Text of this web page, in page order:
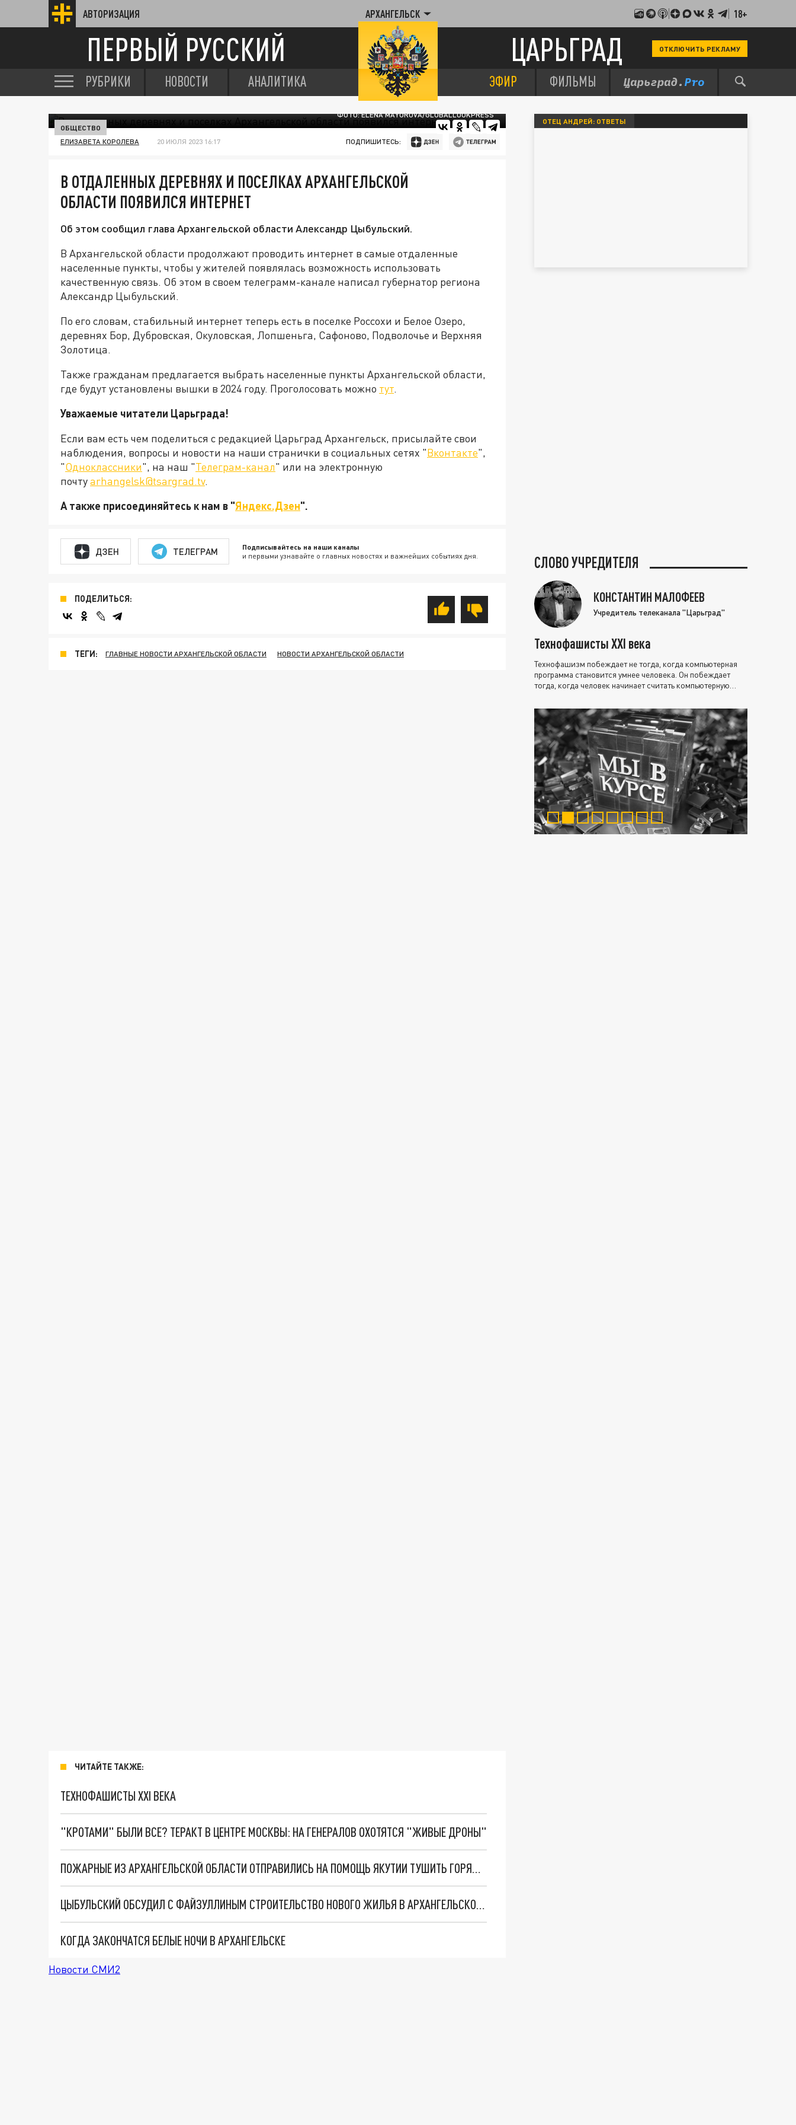
АВТОРИЗАЦИЯ АРХАНГЕЛЬСК 18+
ПЕРВЫЙ РУССКИЙ ЦАРЬГРАД ОТКЛЮЧИТЬ РЕКЛАМУ
РУБРИКИ НОВОСТИ АНАЛИТИКА ЭФИР ФИЛЬМЫ
ФОТО: ELENA MAYOROVA/GLOBALLOOKPRESS
ОБЩЕСТВО
ЕЛИЗАВЕТА КОРОЛЕВА 20 ИЮЛЯ 2023 16:17 ПОДПИШИТЕСЬ:
В ОТДАЛЕННЫХ ДЕРЕВНЯХ И ПОСЕЛКАХ АРХАНГЕЛЬСКОЙ
ОБЛАСТИ ПОЯВИЛСЯ ИНТЕРНЕТ
Об этом сообщил глава Архангельской области Александр Цыбульский.
В Архангельской области продолжают проводить интернет в самые отдаленные
населенные пункты, чтобы у жителей появлялась возможность использовать
качественную связь. Об этом в своем телеграмм-канале написал губернатор региона
Александр Цыбульский.
По его словам, стабильный интернет теперь есть в поселке Россохи и Белое Озеро,
деревнях Бор, Дубровская, Окуловская, Лопшеньга, Сафоново, Подволочье и Верхняя
Золотица.
Также гражданам предлагается выбрать населенные пункты Архангельской области,
где будут установлены вышки в 2024 году. Проголосовать можно тут.
Уважаемые читатели Царьграда!
Если вам есть чем поделиться с редакцией Царьград Архангельск, присылайте свои
наблюдения, вопросы и новости на наши странички в социальных сетях "Вконтакте",
"Одноклассники", на наш "Телеграм-канал" или на электронную
почтуarhangelsk@tsargrad.tv.
А также присоединяйтесь к нам в "Яндекс.Дзен".
ДЗЕН ТЕЛЕГРАМ Подписывайтесь на наши каналы
и первыми узнавайте о главных новостях и важнейших событиях дня.
ПОДЕЛИТЬСЯ:
ТЕГИ: ГЛАВНЫЕ НОВОСТИ АРХАНГЕЛЬСКОЙ ОБЛАСТИ НОВОСТИ АРХАНГЕЛЬСКОЙ ОБЛАСТИ
ЧИТАЙТЕ ТАКЖЕ:
ТЕХНОФАШИСТЫ XXI ВЕКА
"КРОТАМИ" БЫЛИ ВСЕ? ТЕРАКТ В ЦЕНТРЕ МОСКВЫ: НА ГЕНЕРАЛОВ ОХОТЯТСЯ "ЖИВЫЕ ДРОНЫ"
ПОЖАРНЫЕ ИЗ АРХАНГЕЛЬСКОЙ ОБЛАСТИ ОТПРАВИЛИСЬ НА ПОМОЩЬ ЯКУТИИ ТУШИТЬ ГОРЯЩИЕ ЛЕСА
ЦЫБУЛЬСКИЙ ОБСУДИЛ С ФАЙЗУЛЛИНЫМ СТРОИТЕЛЬСТВО НОВОГО ЖИЛЬЯ В АРХАНГЕЛЬСКОЙ ОБЛАСТИ
КОГДА ЗАКОНЧАТСЯ БЕЛЫЕ НОЧИ В АРХАНГЕЛЬСКЕ
Новости СМИ2
ОТЕЦ АНДРЕЙ: ОТВЕТЫ
СЛОВО УЧРЕДИТЕЛЯ
КОНСТАНТИН МАЛОФЕЕВ
Учредитель телеканала "Царьград"
Технофашисты XXI века
Технофашизм побеждает не тогда, когда компьютерная
программа становится умнее человека. Он побеждает
тогда, когда человек начинает считать компьютерную